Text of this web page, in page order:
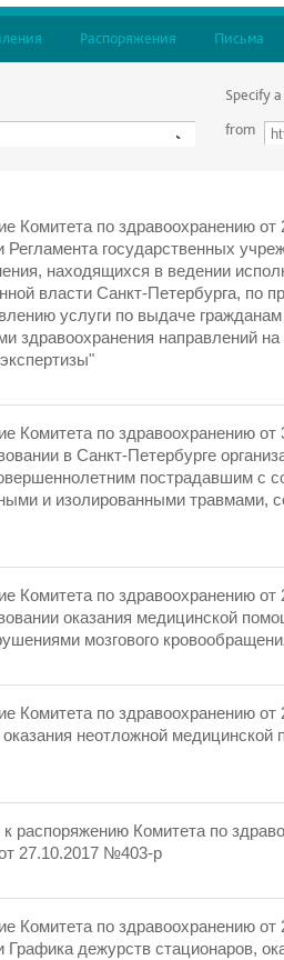
Распоряжения Письма
Specify
from
Комитета по здравоохранению
Регламента государственных
находящихся в ведении
власти Санкт-Петербурга, по
услуги по выдаче
здравоохранения направлений
Комитета по здравоохранению
в Санкт-Петербурге
пострадавшим с
и изолированными травмами,
Комитета по здравоохранению
оказания медицинской
мозгового
Комитета по здравоохранению
оказания неотложной
распоряжению Комитета по
27.10.2017 №403-р
Комитета по здравоохранению
Графика дежурств стационаров,